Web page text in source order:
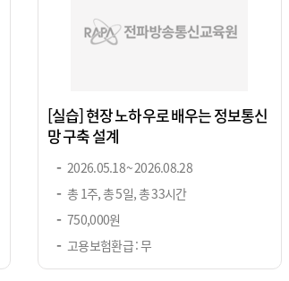
[실습] 현장 노하우로 배우는 정보통신
망 구축 설계
2026.05.18 ~ 2026.08.28
총 1주, 총 5일, 총 33시간
750,000원
고용보험환급 : 무